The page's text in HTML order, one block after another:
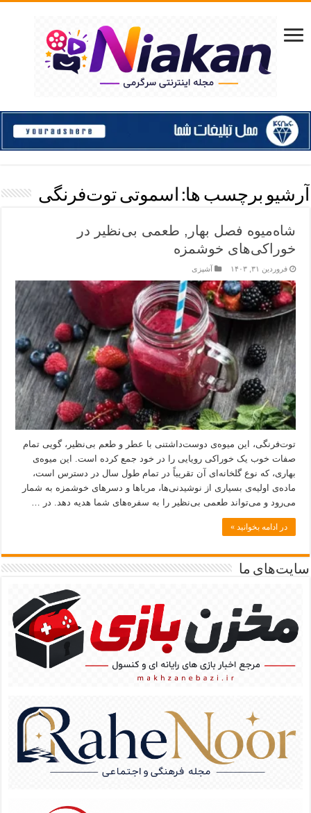
آرشیو برچسب ها: اسموتی توت‌فرنگی
شاه‌میوه فصل بهار, طعمی بی‌نظیر در
خوراکی‌های خوشمزه
فروردین ۳۱, ۱۴۰۳ آشپزی
توت‌فرنگی، این میوه‌ی دوست‌داشتنی با عطر و طعم بی‌نظیر، گویی تمام
صفات خوب یک خوراکی رویایی را در خود جمع کرده است. این میوه‌ی
بهاری، که نوع گلخانه‌ای آن تقریباً در تمام طول سال در دسترس است،
ماده‌ی اولیه‌ی بسیاری از نوشیدنی‌ها، مرباها و دسرهای خوشمزه به شمار
می‌رود و می‌تواند طعمی بی‌نظیر را به سفره‌های شما هدیه دهد. در …
در ادامه بخوانید »
سایت‌های ما